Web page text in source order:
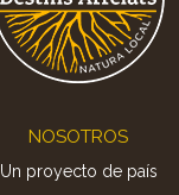
NOSOTROS
Un proyecto de país